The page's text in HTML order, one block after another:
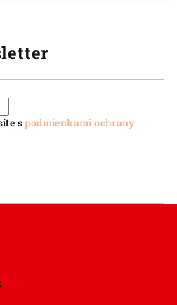
spodmienkami ochrany